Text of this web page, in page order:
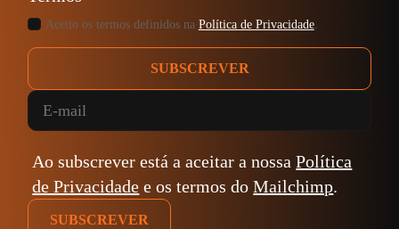
Aceito os termos definidos na Política de Privacidade.
SUBSCREVER
Ao subscrever está a aceitar a nossaPolítica
de Privacidade e os termos doMailchimp.